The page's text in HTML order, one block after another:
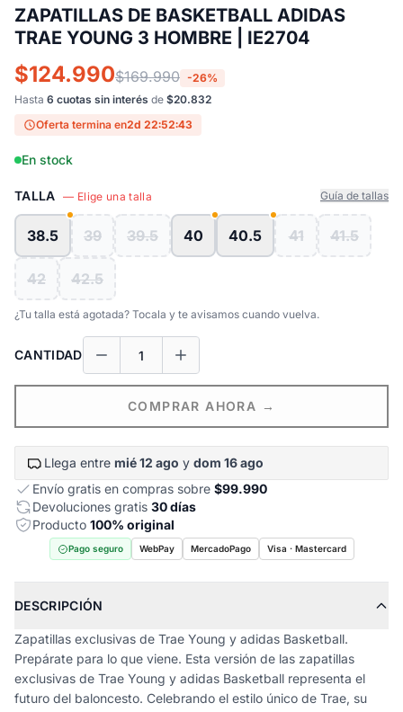
ZAPATILLAS DE BASKETBALL ADIDAS
TRAE YOUNG 3 HOMBRE | IE2704
$124.990$169.990 -26%
Hasta 6 cuotas sin interés de $20.832
Oferta termina en2d 22:52:42
En stock
TALLA — Elige una talla Guía de tallas
38.5 39 39.5 40 40.5 41 41.5
42 42.5
¿Tu talla está agotada? Tocala y te avisamos cuando vuelva.
CANTIDAD
COMPRAR AHORA →
Llega entre mié 12 ago y dom 16 ago
Envío gratis en compras sobre $99.990
Devoluciones gratis 30 días
Producto 100% original
Pago seguro WebPay MercadoPago Visa · Mastercard
DESCRIPCIÓN
Zapatillas exclusivas de Trae Young y adidas Basketball.
Prepárate para lo que viene. Esta versión de las zapatillas
exclusivas de Trae Young y adidas Basketball representa el
futuro del baloncesto. Celebrando el estilo único de Trae, su